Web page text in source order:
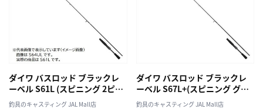
ダイワ バスロッド ブラックレ
ーベル S61L (スピニング 2ピー
ス)
釣具のキャスティング JAL Mall店
ダイワ バスロッド ブラックレ
ーベル S67L+(スピニング グリ
ップジョイント)
釣具のキャスティング JAL Mall店